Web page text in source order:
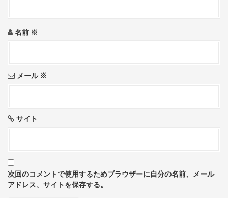
o名前 ※
メール ※
サイト
次回のコメントで使用するためブラウザーに自分の名前、メール
アドレス、サイトを保存する。